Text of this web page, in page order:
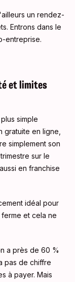
un rendez-
. Entrons dans le
entreprise.
et limites
simple
gratuite en ligne,
simplement son
sur le
en franchise
idéal pour
ferme et cela ne
a près de 60 %
pas de chiffre
à payer. Mais